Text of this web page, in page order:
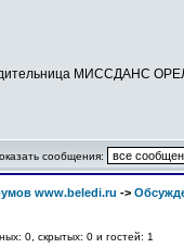
МИССДАНС
сообщения:
www.beledi.ru ->
0, скрытых: 0 и гостей: 1